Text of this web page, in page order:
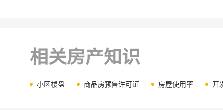
相关房产知识
小区楼盘 商品房预售许可证 房屋使用率 开